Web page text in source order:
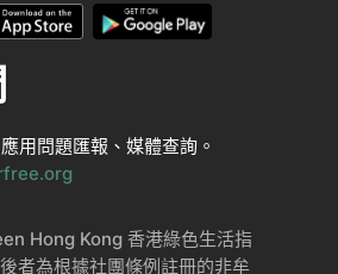
用問題匯報、媒體查詢。
Hong Kong 香港綠色生活指
者為根據社團條例註冊的非牟